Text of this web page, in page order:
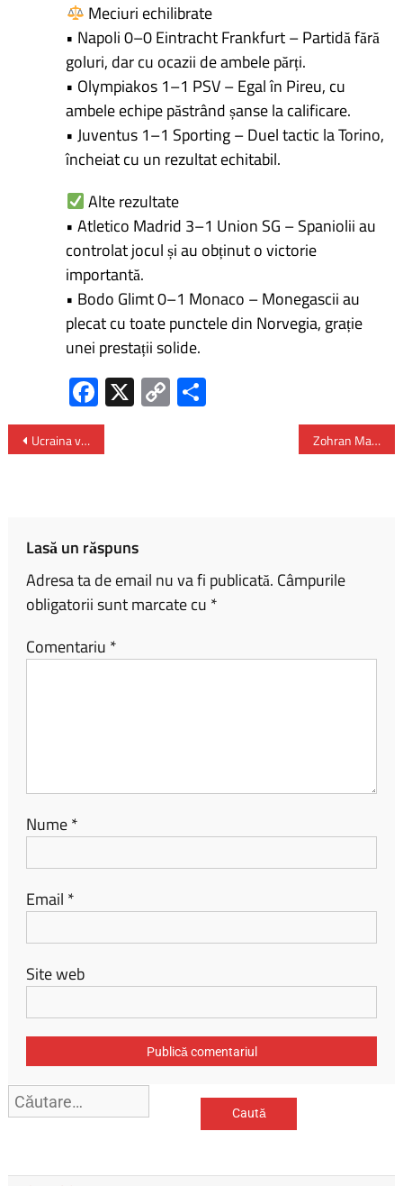
Meciuri echilibrate
• Napoli 0–0 Eintracht Frankfurt – Partidă fără
goluri, dar cu ocazii de ambele părți.
• Olympiakos 1–1 PSV – Egal în Pireu, cu
ambele echipe păstrând șanse la calificare.
• Juventus 1–1 Sporting – Duel tactic la Torino,
încheiat cu un rezultat echitabil.
Alte rezultate
• Atletico Madrid 3–1 Union SG – Spaniolii au
controlat jocul și au obținut o victorie
importantă.
• Bodo Glimt 0–1 Monaco – Monegascii au
plecat cu toate punctele din Norvegia, grație
unei prestații solide.
Fa
ce
b
X C
o
Ucraina va înființa birouri pentru export de arme la Berlin și Copenhaga – a anunțat Zelenski Zohran Mamdani câștigă lupta pentru primăria New York-ului
Lasă un răspuns
Adresa ta de email nu va fi publicată. Câmpurile
obligatorii sunt marcate cu *
Comentariu *
Nume*
Email *
Site web
Caută
după: